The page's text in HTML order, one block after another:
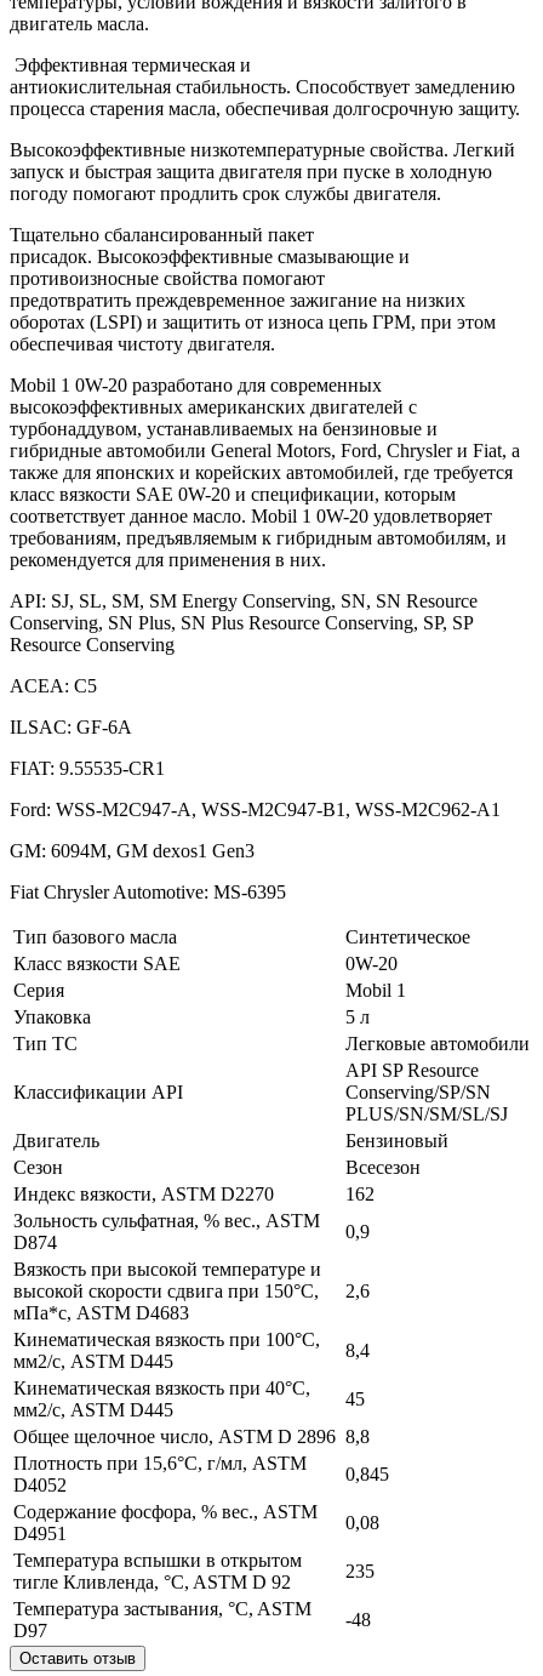
двигатель масла.
Эффективная термическая и
антиокислительная стабильность. Способствует замедлению
процесса старения масла, обеспечивая долгосрочную защиту.
Высокоэффективные низкотемпературные свойства. Легкий
запуск и быстрая защита двигателя при пуске в холодную
погоду помогают продлить срок службы двигателя.
Тщательно сбалансированный пакет
присадок. Высокоэффективные смазывающие и
противоизносные свойства помогают
предотвратить преждевременное зажигание на низких
оборотах (LSPI) и защитить от износа цепь ГРМ, при этом
обеспечивая чистоту двигателя.
Mobil 1 0W-20 разработано для современных
высокоэффективных американских двигателей с
турбонаддувом, устанавливаемых на бензиновые и
гибридные автомобили General Motors, Ford, Chrysler и Fiat, а
также для японских и корейских автомобилей, где требуется
класс вязкости SAE 0W-20 и спецификации, которым
соответствует данное масло. Mobil 1 0W-20 удовлетворяет
требованиям, предъявляемым к гибридным автомобилям, и
рекомендуется для применения в них.
API: SJ, SL, SM, SM Energy Conserving, SN, SN Resource
Conserving, SN Plus, SN Plus Resource Conserving, SP, SP
Resource Conserving
ACEA: C5
ILSAC: GF-6A
FIAT: 9.55535-CR1
Ford: WSS-M2C947-A, WSS-M2C947-B1, WSS-M2C962-A1
GM: 6094M, GM dexos1 Gen3
Fiat Chrysler Automotive: MS-6395
Тип базового масла
Синтетическое
Класс вязкости SAE
0W-20
Серия
Mobil 1
Упаковка
5 л
Тип ТС
Легковые автомобили
Классификации API
API SP Resource
Conserving/SP/SN
PLUS/SN/SM/SL/SJ
Двигатель
Бензиновый
Сезон
Всесезон
Индекс вязкости, ASTM D2270
162
Зольность сульфатная, % вес., ASTM
D874
0,9
Вязкость при высокой температуре и
высокой скорости сдвига при 150°C,
мПа*с, ASTM D4683
2,6
Кинематическая вязкость при 100°C,
мм2/с, ASTM D445
8,4
Кинематическая вязкость при 40°C,
мм2/с, ASTM D445
45
Общее щелочное число, ASTM D 2896 8,8
Плотность при 15,6°C, г/мл, ASTM
D4052
0,845
Содержание фосфора, % вес., ASTM
D4951
0,08
Температура вспышки в открытом
тигле Кливленда, °C, ASTM D 92
235
Температура застывания, °C, ASTM
D97
-48
Оставить отзыв